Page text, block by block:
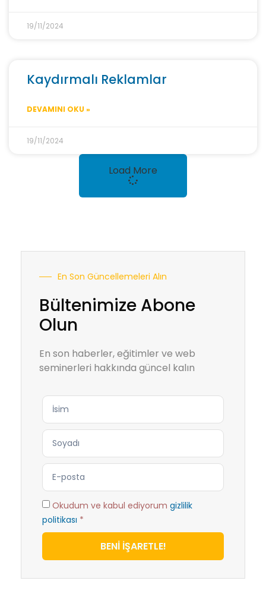
19/11/2024
Kaydırmalı Reklamlar
DEVAMINI OKU »
19/11/2024
Load More
En Son Güncellemeleri Alın
Bültenimize Abone
Olun
En son haberler, eğitimler ve web
seminerleri hakkında güncel kalın
Okudum ve kabul ediyorum gizlilik
politikası *
BENİ İŞARETLE!